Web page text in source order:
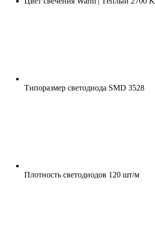
Типоразмер светодиода SMD 3528
Плотность светодиодов 120 шт/м